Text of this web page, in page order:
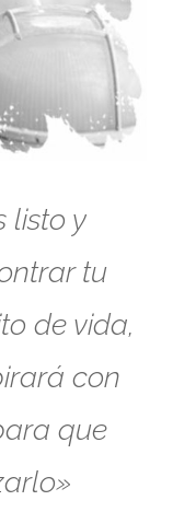
listo y
tu
de vida,
con
que